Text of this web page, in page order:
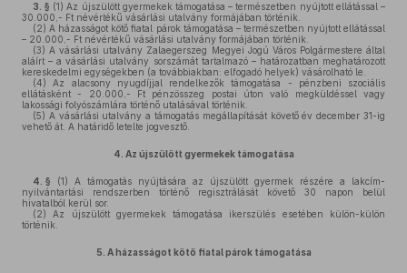
3. § (1) Az újszülött gyermekek támogatása – természetben nyújtott ellátással –
30.000,- Ft névértékű vásárlási utalvány formájában történik.
(2) A házasságot kötő fiatal párok támogatása – természetben nyújtott ellátással
– 20.000,- Ft névértékű vásárlási utalvány formájában történik.
(3) A vásárlási utalvány Zalaegerszeg Megyei Jogú Város Polgármestere által
aláírt – a vásárlási utalvány sorszámát tartalmazó – határozatban meghatározott
kereskedelmi egységekben (a továbbiakban: elfogadó helyek) vásárolható le.
(4) Az alacsony nyugdíjjal rendelkezők támogatása - pénzbeni szociális
ellátásként - 20.000,- Ft pénzösszeg postai úton való megküldéssel vagy
lakossági folyószámlára történő utalásával történik.
(5) A vásárlási utalvány a támogatás megállapítását követő év december 31-ig
vehető át. A határidő letelte jogvesztő.
4. Az újszülött gyermekek támogatása
4. § (1) A támogatás nyújtására az újszülött gyermek részére a lakcím-
nyilvántartási rendszerben történő regisztrálását követő 30 napon belül
hivatalból kerül sor.
(2) Az újszülött gyermekek támogatása ikerszülés esetében külön-külön
történik.
5. A házasságot kötő fiatal párok támogatása